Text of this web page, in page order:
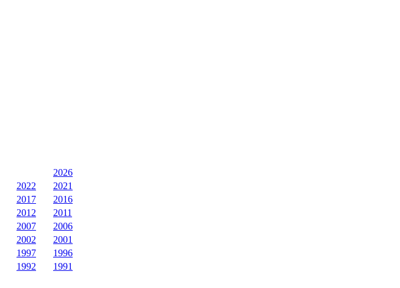
2026
2022
2021
2017
2016
2012
2011
2007
2006
2002
2001
1997
1996
1992 1991